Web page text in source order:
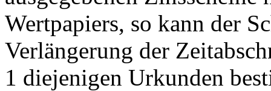
Wertpapiers, so kann der
Verlängerung der
1 diejenigen Urkunden